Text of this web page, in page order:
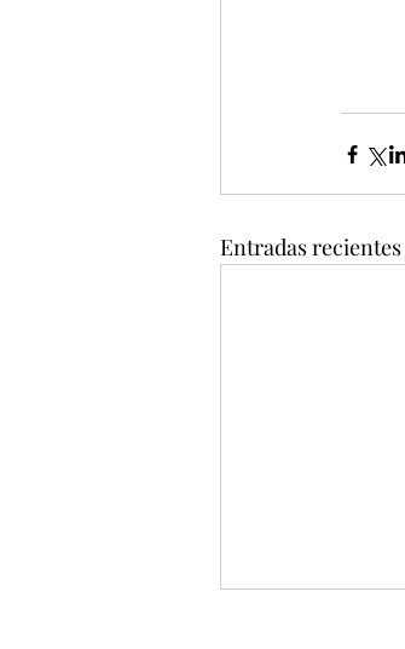
Entradas recientes